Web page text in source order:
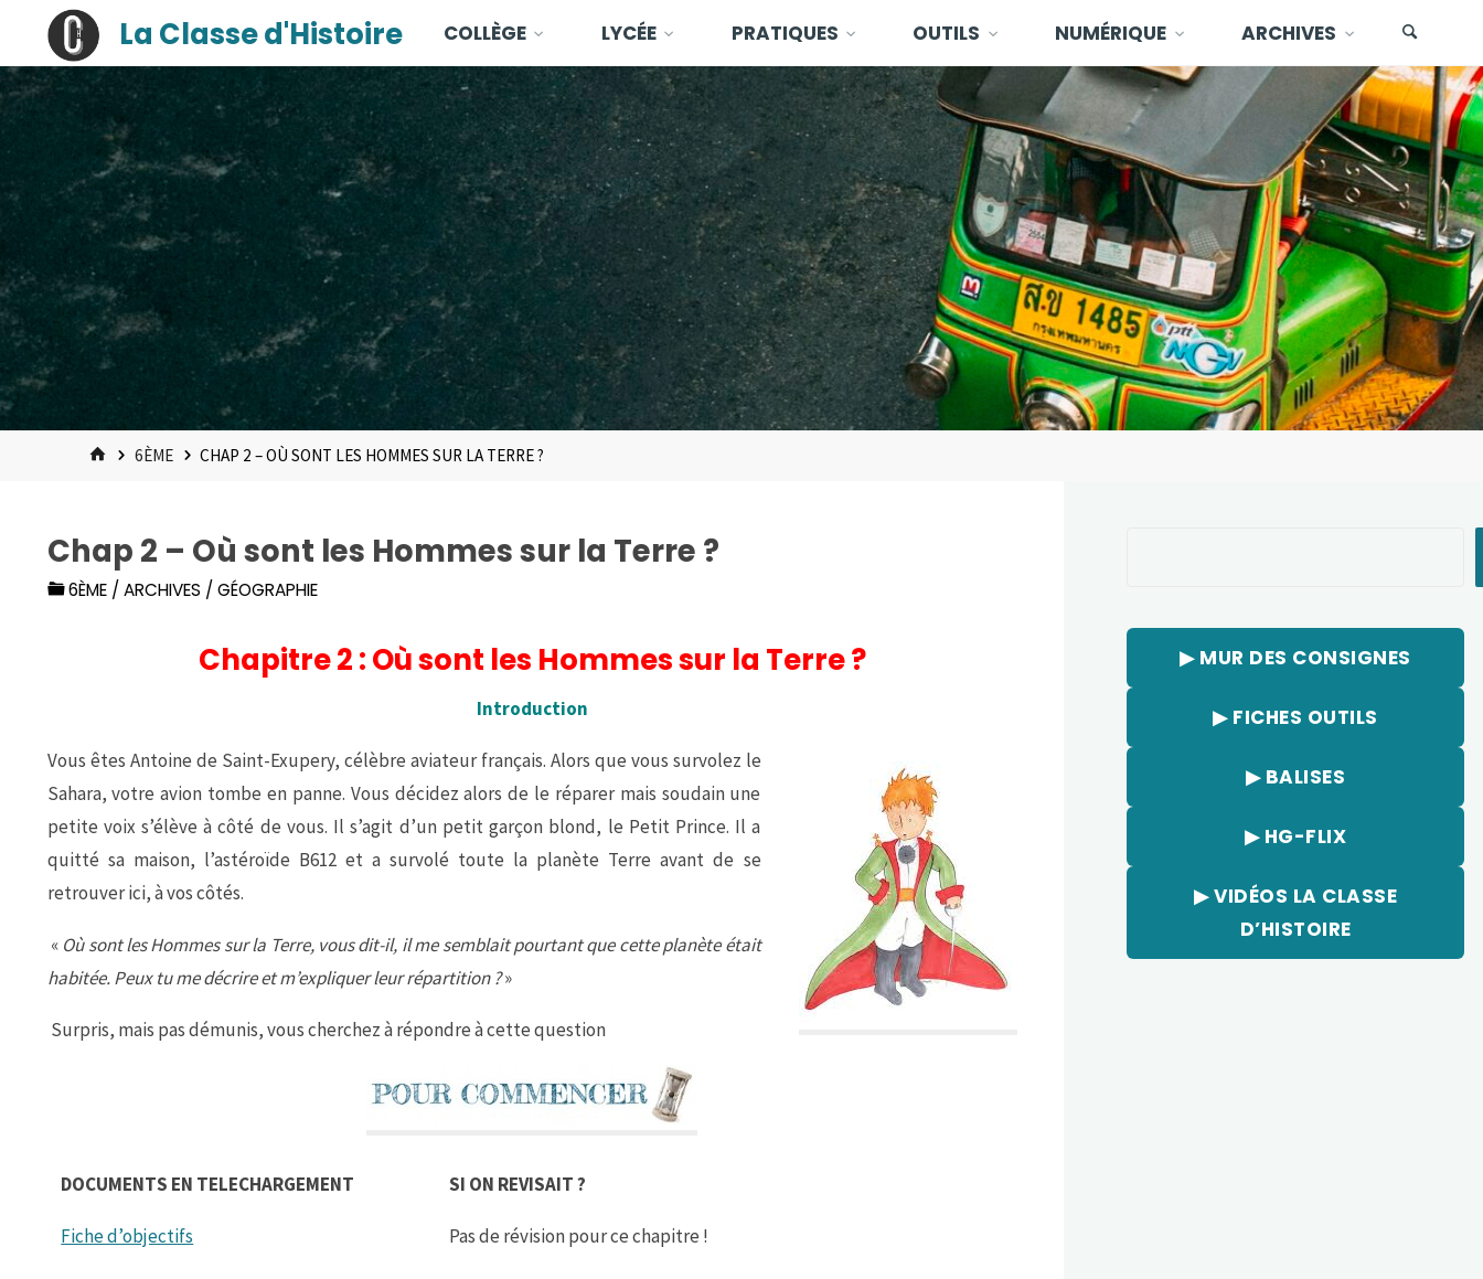
content
principal
La Classe d'Histoire COLLÈGE LYCÉE PRATIQUES OUTILS NUMÉRIQUE ARCHIVES
HOME6ÈME CHAP 2 – OÙ SONT LES HOMMES SUR LA TERRE ?
Chap 2 – Où sont les Hommes sur la Terre ?
6ÈME / ARCHIVES / GÉOGRAPHIE
Chapitre 2 : Où sont les Hommes sur la Terre ?
Introduction
Vous êtes Antoine de Saint-Exupery, célèbre aviateur français. Alors que vous survolez le
Sahara, votre avion tombe en panne. Vous décidez alors de le réparer mais soudain une
petite voix s’élève à côté de vous. Il s’agit d’un petit garçon blond, le Petit Prince. Il a
quitté sa maison, l’astéroïde B612 et a survolé toute la planète Terre avant de se
retrouver ici, à vos côtés.
« Où sont les Hommes sur la Terre, vous dit-il, il me semblait pourtant que cette planète était
habitée. Peux tu me décrire et m’expliquer leur répartition ?»
Surpris, mais pas démunis, vous cherchez à répondre à cette question
DOCUMENTS EN TELECHARGEMENT
Fiche d’objectifs
SI ON REVISAIT ?
Pas de révision pour ce chapitre !
▶︎ MUR DES CONSIGNES
▶︎ FICHES OUTILS
▶︎ BALISES
▶︎ HG-FLIX
▶︎ VIDÉOS LA CLASSE
D’HISTOIRE